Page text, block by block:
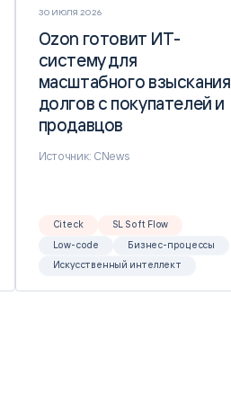
30 ИЮЛЯ 2026
Ozon готовит ИТ-
систему для
масштабного взыскания
долгов с покупателей и
продавцов
Ozon готовит ИТ-
систему для
масштабного взыскания
долгов с покупателей и
продавцов
Источник: CNews
Citeck
SL Soft Flow
Low-code
Бизнес-процессы
Искусственный интеллект